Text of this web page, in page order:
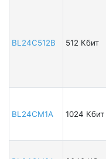
BL24C512B 512 Кбит
BL24CM1A 1024 Кбит